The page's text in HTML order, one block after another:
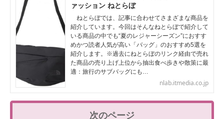
ァッション ねとらぼ
ねとらぼでは、記事に合わせてさまざまな商品を
紹介しています。今回はそんなねとらぼで紹介して
いる商品の中でも“夏のレジャーシーズン”におすす
めかつ読者人気が高い「バッグ」のおすすめ5選を
紹介します。※過去にねとらぼのリンク経由で売れ
た商品の売り上げ上位から抽出食べ歩きや散策に最
適：旅行のサブバッグにも…
nlab.itmedia.co.jp